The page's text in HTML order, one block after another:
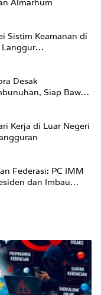
Almarhum
Sistim Keamanan di
Langgur
Desak
Siap Bawa
Kerja di Luar Negeri
Federasi: PC IMM
dan Imbau
Putih Di